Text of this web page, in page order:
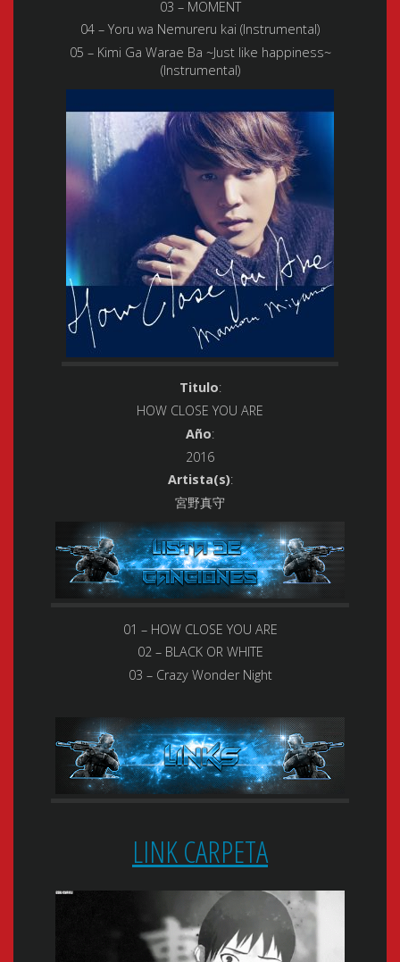
03 – MOMENT
04 – Yoru wa Nemureru kai (Instrumental)
05 – Kimi Ga Warae Ba ~Just like happiness~
(Instrumental)
Titulo:
HOW CLOSE YOU ARE
Año:
2016
Artista(s):
宮野真守
01 – HOW CLOSE YOU ARE
02 – BLACK OR WHITE
03 – Crazy Wonder Night
LINK CARPETA